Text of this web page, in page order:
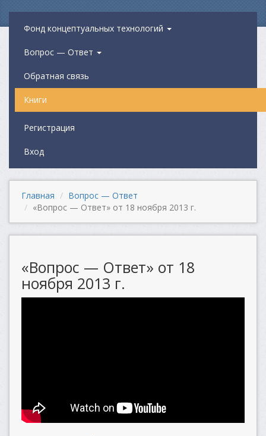
Фонд концептуальных технологий
Вопрос — Ответ
Обратная связь
Книги
Регистрация
Вход
Главная
Вопрос — Ответ
«Вопрос — Ответ» от 18 ноября 2013 г.
«Вопрос — Ответ» от 18
ноября 2013 г.